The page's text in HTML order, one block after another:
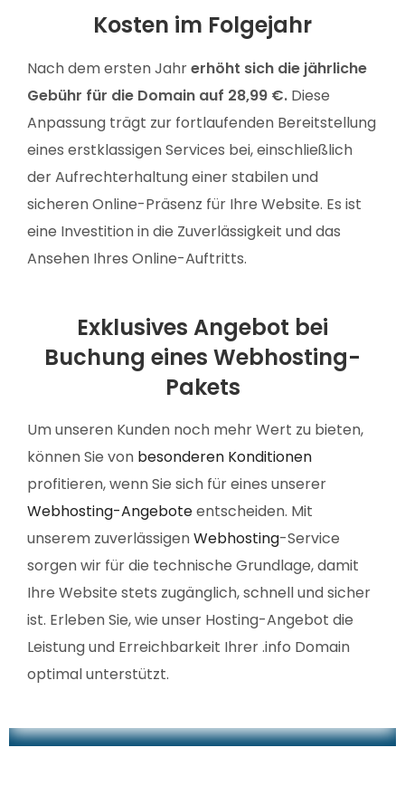
Kosten im Folgejahr
Nach dem ersten Jahrerhöht sich die jährliche
Gebühr für die Domain auf 28,99 €. Diese
Anpassung trägt zur fortlaufenden Bereitstellung
eines erstklassigen Services bei, einschließlich
der Aufrechterhaltung einer stabilen und
sicheren Online-Präsenz für Ihre Website. Es ist
eine Investition in die Zuverlässigkeit und das
Ansehen Ihres Online-Auftritts.
Exklusives Angebot bei
Buchung eines Webhosting-
Pakets
Um unseren Kunden noch mehr Wert zu bieten,
können Sie von besonderen Konditionen
profitieren, wenn Sie sich für eines unserer
Webhosting-Angeboteentscheiden. Mit
unserem zuverlässigenWebhosting-Service
sorgen wir für die technische Grundlage, damit
Ihre Website stets zugänglich, schnell und sicher
ist. Erleben Sie, wie unser Hosting-Angebot die
Leistung und Erreichbarkeit Ihrer .info Domain
optimal unterstützt.